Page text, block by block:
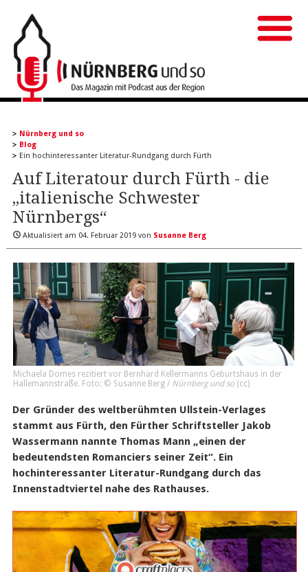
Nürnberg und so
Blog
Ein hochinteressanter Literatur-Rundgang durch Fürth
Auf Literatour durch Fürth - die
„italienische Schwester
Nürnbergs“
Aktualisiert am 04. Februar 2019von Susanne Berg
Michaela Domes rezitiert vor Bernhard Kellermanns Geburtshaus in der
Hallemannstraße. Foto: © Susanne Berg / Nürnberg und so(cc)
Der Gründer des weltberühmten Ullstein-Verlages
stammt aus Fürth, den Fürther Schriftsteller Jakob
Wassermann nannte Thomas Mann „einen der
bedeutendsten Romanciers seiner Zeit“. Ein
hochinteressanter Literatur-Rundgang durch das
Innenstadtviertel nahe des Rathauses.